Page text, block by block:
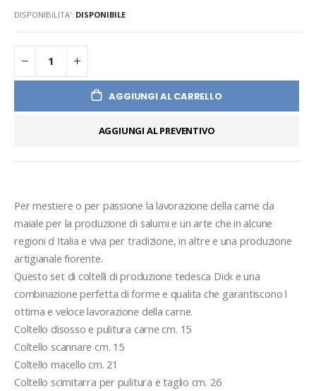
DISPONIBILITA': DISPONIBILE
AGGIUNGI AL CARRELLO
AGGIUNGI AL PREVENTIVO
Per mestiere o per passione la lavorazione della carne da
maiale per la produzione di salumi e un arte che in alcune
regioni d Italia e viva per tradizione, in altre e una produzione
artigianale fiorente.
Questo set di coltelli di produzione tedesca Dick e una
combinazione perfetta di forme e qualita che garantiscono l
ottima e veloce lavorazione della carne.
Coltello disosso e pulitura carne cm. 15
Coltello scannare cm. 15
Coltello macello cm. 21
Coltello scimitarra per pulitura e taglio cm. 26